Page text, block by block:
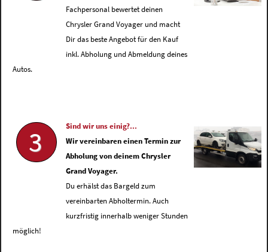
Fachpersonal bewertet deinen
Chrysler Grand Voyager und macht
Dir das beste Angebot für den Kauf
inkl. Abholung und Abmeldung deines
Autos.
3
Sind wir uns einig?...
Wir vereinbaren einen Termin zur
Abholung von deinem Chrysler
Grand Voyager.
Du erhälst das Bargeld zum
vereinbarten Abholtermin. Auch
kurzfristig innerhalb weniger Stunden
möglich!